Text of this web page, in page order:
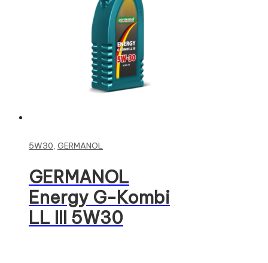
5W30, GERMANOL
GERMANOL
Energy G-Kombi
LL III 5W30